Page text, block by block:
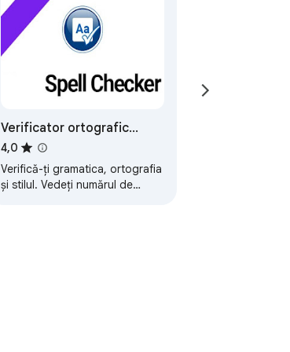
Verificator ortografic
gratuit pentru Google
Chrome ™
4,0
Verifică-ți gramatica, ortografia
și stilul. Vedeți numărul de